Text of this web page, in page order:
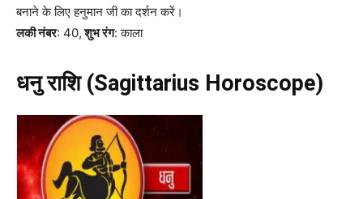
बनाने के लिए हनुमान जी का दर्शन करें।
लकी नंबर: 40,शुभ रंग: काला
धनु राशि (Sagittarius Horoscope)